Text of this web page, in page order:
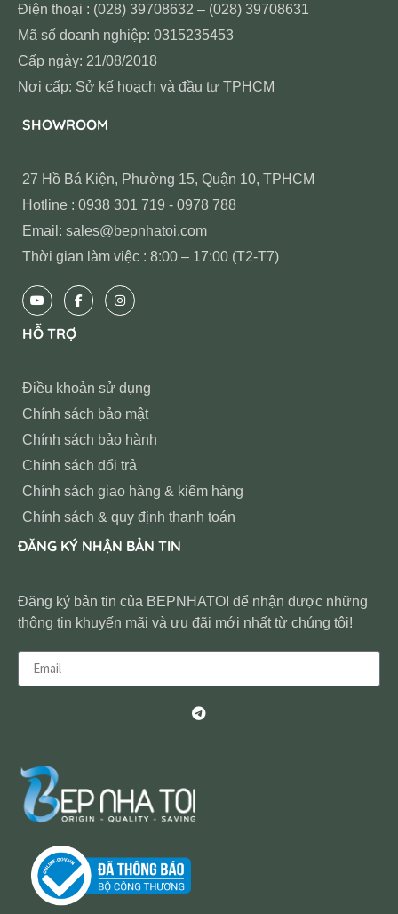
Điện thoại : (028) 39708632 – (028) 39708631
Mã số doanh nghiệp: 0315235453
Cấp ngày: 21/08/2018
Nơi cấp: Sở kế hoạch và đầu tư TPHCM
SHOWROOM
27 Hồ Bá Kiện, Phường 15, Quận 10, TPHCM
Hotline : 0938 301 719 - 0978 788
Email: sales@bepnhatoi.com
Thời gian làm việc : 8:00 – 17:00 (T2-T7)
HỖ TRỢ
Điều khoản sử dụng
Chính sách bảo mật
Chính sách bảo hành
Chính sách đổi trả
Chính sách giao hàng & kiểm hàng
Chính sách & quy định thanh toán
ĐĂNG KÝ NHẬN BẢN TIN
Đăng ký bản tin của BEPNHATOI để nhận được những
thông tin khuyến mãi và ưu đãi mới nhất từ chúng tôi!